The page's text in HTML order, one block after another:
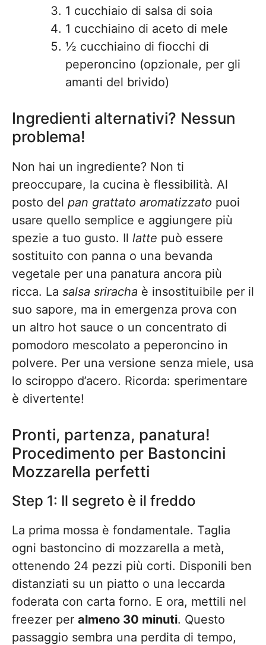
1 cucchiaio di salsa di soia
1 cucchiaino di aceto di mele
½ cucchiaino di fiocchi di
peperoncino (opzionale, per gli
amanti del brivido)
Ingredienti alternativi? Nessun
problema!
Non hai un ingrediente? Non ti
preoccupare, la cucina è flessibilità. Al
posto del pan grattato aromatizzato puoi
usare quello semplice e aggiungere più
spezie a tuo gusto. Il latte può essere
sostituito con panna o una bevanda
vegetale per una panatura ancora più
ricca. La salsa sriracha è insostituibile per il
suo sapore, ma in emergenza prova con
un altro hot sauce o un concentrato di
pomodoro mescolato a peperoncino in
polvere. Per una versione senza miele, usa
lo sciroppo d’acero. Ricorda: sperimentare
è divertente!
Pronti, partenza, panatura!
Procedimento per Bastoncini
Mozzarella perfetti
Step 1: Il segreto è il freddo
La prima mossa è fondamentale. Taglia
ogni bastoncino di mozzarella a metà,
ottenendo 24 pezzi più corti. Disponili ben
distanziati su un piatto o una leccarda
foderata con carta forno. E ora, mettili nel
freezer per almeno 30 minuti. Questo
passaggio sembra una perdita di tempo,